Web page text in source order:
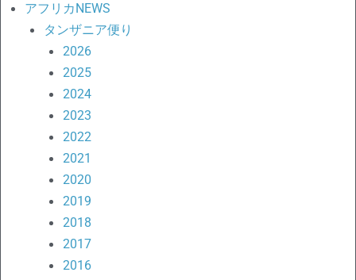
アフリカNEWS
タンザニア便り
2026
2025
2024
2023
2022
2021
2020
2019
2018
2017
2016